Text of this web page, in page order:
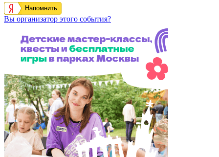
Напомнить
Вы организатор этого события?